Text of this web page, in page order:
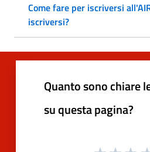
Come fare per iscriversi
iscriversi?
Quanto sono chiare
su questa pagina?